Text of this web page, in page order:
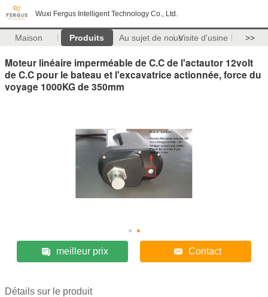
Wuxi Fergus Intelligent Technology Co., Ltd.
Maison Produits Au sujet de nousVisite d'usine >>
Moteur linéaire imperméable de C.C de l'actautor 12volt
de C.C pour le bateau et l'excavatrice actionnée, force du
voyage 1000KG de 350mm
meilleur prix Contact
Détails sur le produit